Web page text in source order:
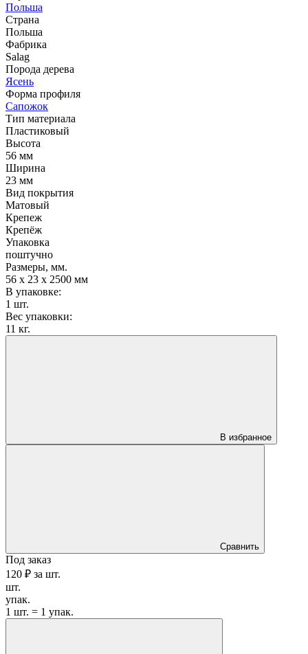
Польша
Страна
Польша
Фабрика
Salag
Порода дерева
Ясень
Форма профиля
Сапожок
Тип материала
Пластиковый
Высота
56 мм
Ширина
23 мм
Вид покрытия
Матовый
Крепеж
Крепёж
Упаковка
поштучно
Размеры, мм.
56 х 23 х 2500 мм
В упаковке:
1 шт.
Вес упаковки:
11 кг.
В избранное
Сравнить
Под заказ
120 ₽ за шт.
шт.
упак.
1 шт. = 1 упак.